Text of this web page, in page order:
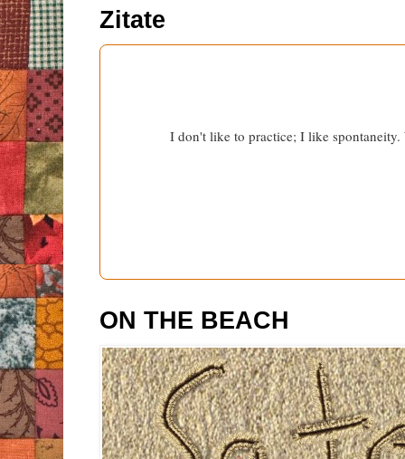
Zitate
I don't like to practice; I like
ON THE BEACH